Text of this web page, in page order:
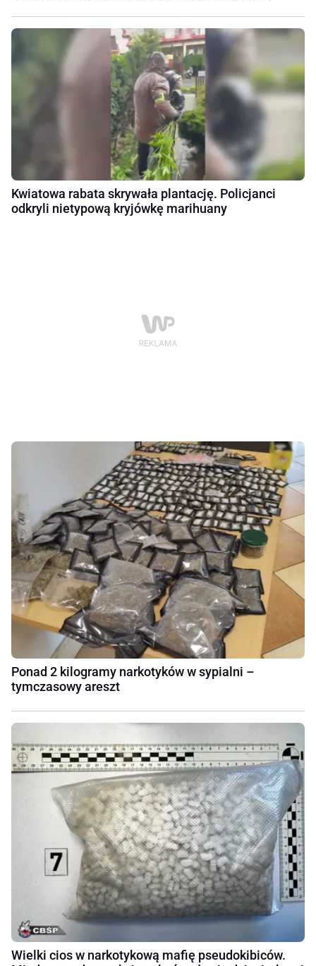
Kwiatowa rabata skrywała plantację. Policjanci
odkryli nietypową kryjówkę marihuany
Ponad 2 kilogramy narkotyków w sypialni –
tymczasowy areszt
Wielki cios w narkotykową mafię pseudokibiców.